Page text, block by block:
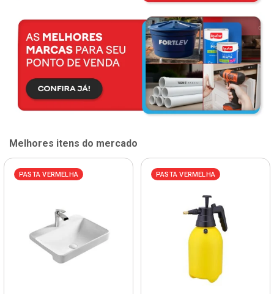
Melhores itens do mercado
PASTA VERMELHA PASTA VERMELHA